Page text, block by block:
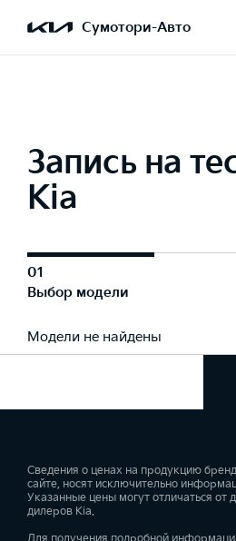
Сумотори-Авто
Запись на
Kia
01
Выбор модели
Модели не найдены
Сведения о ценах на продукцию
сайте, носят исключительно
Указанные цены могут отличаться от
дилеров Kia.